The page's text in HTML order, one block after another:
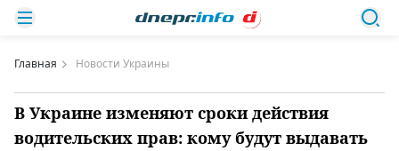
Главная Новости Украины
В Украине изменяют сроки действия
водительских прав: кому будут выдавать